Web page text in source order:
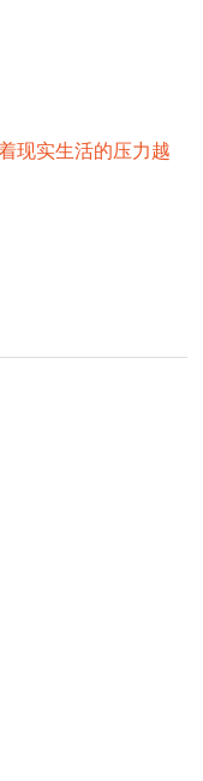
现实生活的压力越